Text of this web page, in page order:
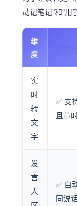
动记笔记”和“用
维
度
实
时
转
文
字
✅ 支
且带
发
言
人
✅ 自
同说